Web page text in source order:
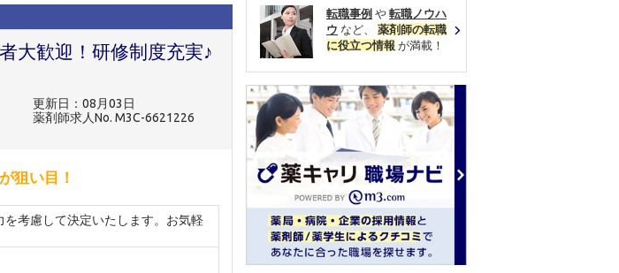
大歓迎！研修制度充実♪
更新日：08月03日
薬剤師求人No. M3C-6621226
狙い目！
考慮して決定いたします。お気軽
転職事例 や 転職ノウハ
ウ など、 薬剤師の転職
に役立つ情報 が満載！